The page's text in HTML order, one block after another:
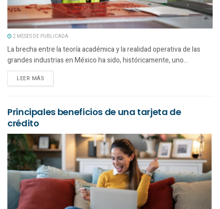
2 MESES DE PUBLICADA
La brecha entre la teoría académica y la realidad operativa de las
grandes industrias en México ha sido, históricamente, uno...
LEER MÁS
Principales beneficios de una tarjeta de
crédito